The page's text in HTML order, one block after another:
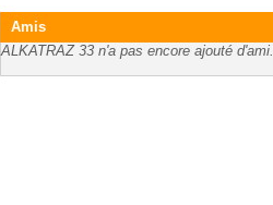
Amis
ALKATRAZ 33 n'a pas encore ajouté d'ami.